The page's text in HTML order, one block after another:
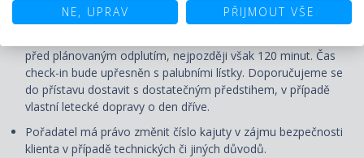
Aktuální cena bude určena v okamžiku nezávazné rezervace.
před plánovaným odplutím, nejpozději však 120 minut. Čas
check-in bude upřesněn s palubními lístky. Doporučujeme se
do přístavu dostavit s dostatečným předstihem, v případě
vlastní letecké dopravy o den dříve.
Pořadatel má právo změnit číslo kajuty v zájmu bezpečnosti
klienta v případě technických či jiných důvodů.
NE, UPRAV PŘIJMOUT VŠE